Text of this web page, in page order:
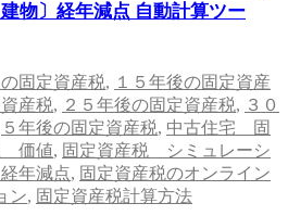
物〕経年減点 自動計算ツー
固定資産税, １５年後の固定資産
産税, ２５年後の固定資産税, ３０
５年後の固定資産税, 中古住宅 固
価値, 固定資産税 シミュレーシ
年減点, 固定資産税のオンライン
ン, 固定資産税計算方法